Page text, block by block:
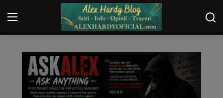
Login Register